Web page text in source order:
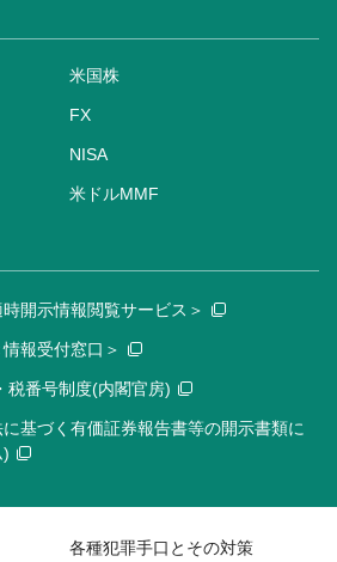
米国株
FX
NISA
米ドルMMF
開示情報閲覧サービス＞
報受付窓口＞
税番号制度(内閣官房)
基づく有価証券報告書等の開示書類に
)
各種犯罪手口とその対策